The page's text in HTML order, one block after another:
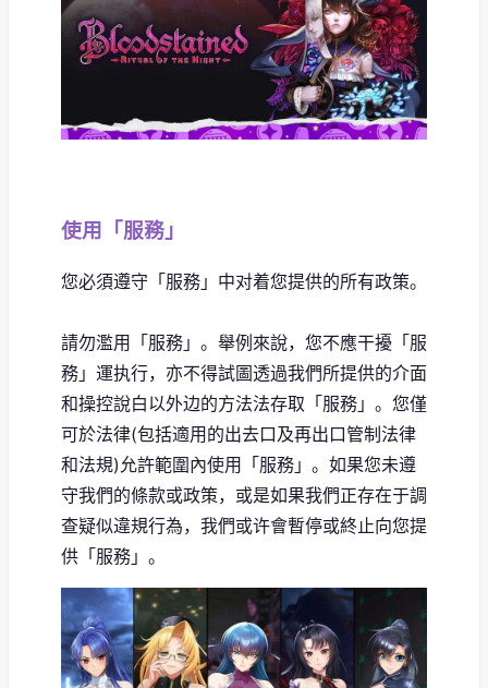
使用「服務」
您必須遵守「服務」中对着您提供的所有政策。
請勿濫用「服務」。舉例來說，您不應干擾「服
務」運执行，亦不得試圖透過我們所提供的介面
和操控說白以外边的方法法存取「服務」。您僅
可於法律(包括適用的出去口及再出口管制法律
和法規)允許範圍內使用「服務」。如果您未遵
守我們的條款或政策，或是如果我們正存在于調
查疑似違規行為，我們或许會暫停或終止向您提
供「服務」。